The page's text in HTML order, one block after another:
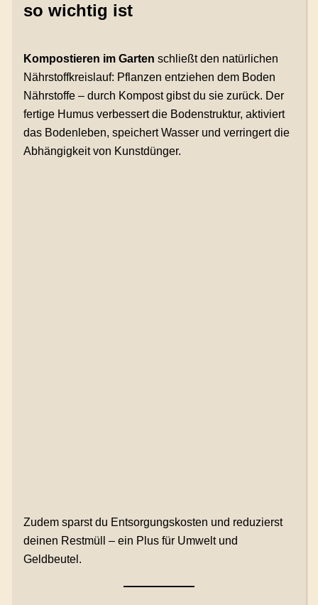
so wichtig ist
Kompostieren im Garten schließt den natürlichen
Nährstoffkreislauf: Pflanzen entziehen dem Boden
Nährstoffe – durch Kompost gibst du sie zurück. Der
fertige Humus verbessert die Bodenstruktur, aktiviert
das Bodenleben, speichert Wasser und verringert die
Abhängigkeit von Kunstdünger.
Zudem sparst du Entsorgungskosten und reduzierst
deinen Restmüll – ein Plus für Umwelt und
Geldbeutel.